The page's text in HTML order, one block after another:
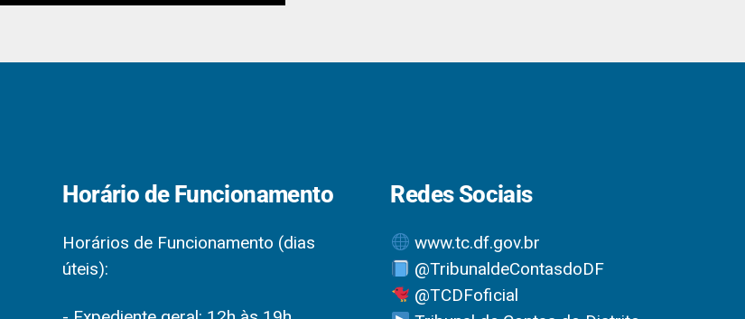
Horário de Funcionamento
Horários de Funcionamento (dias
úteis):
Redes Sociais
www.tc.df.gov.br
@TribunaldeContasdoDF
@TCDFoficial